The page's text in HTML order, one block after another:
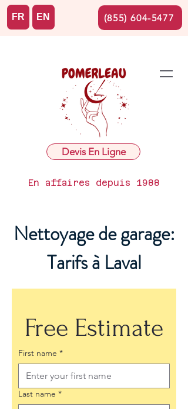
Devis En Ligne
En affaires depuis 1988
FR EN (855) 604-5477
Nettoyage de garage:
Tarifs à Laval
Free Estimate
First name *
Last name *